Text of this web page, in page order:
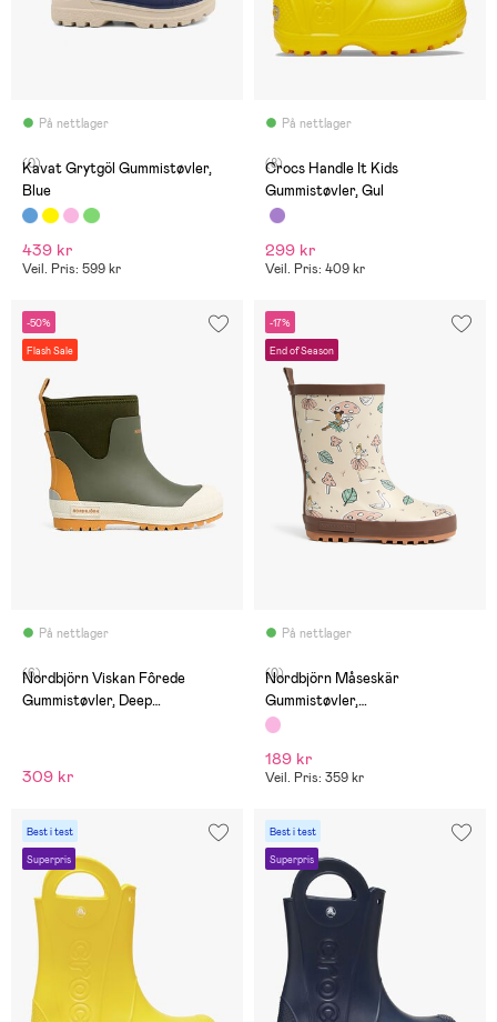
På nettlager
(0)
Kavat Grytgöl Gummistøvler,
Blue
439 kr
Veil. Pris: 599 kr
På nettlager
(8)
Crocs Handle It Kids
Gummistøvler, Gul
299 kr
Veil. Pris: 409 kr
-50%
Flash Sale
På nettlager
(6)
Nordbjörn Viskan Fôrede
Gummistøvler, Deep
309 kr
-17%
End of Season
På nettlager
(0)
Nordbjörn Måseskär
Gummistøvler,
Brun/Eventyrvesen
189 kr
Veil. Pris: 359 kr
Best i test
Superpris
Best i test
Superpris